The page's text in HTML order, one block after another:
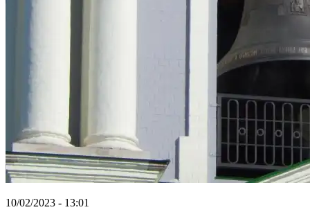
10/02/2023 - 13:01